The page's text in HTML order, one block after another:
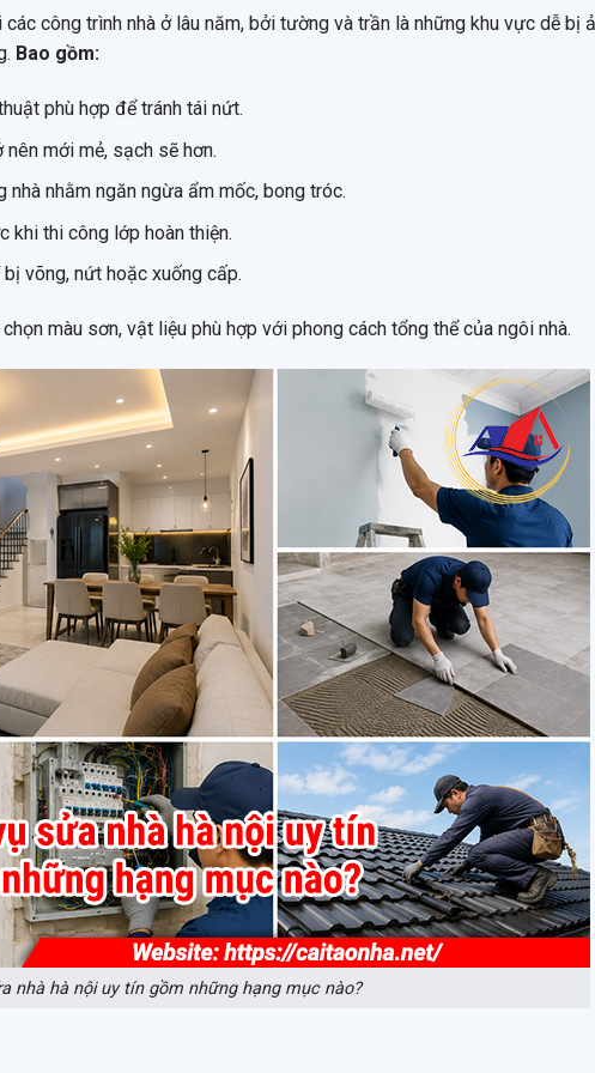
công trình nhà ở lâu năm, bởi tường và trần là những khu vực dễ bị
Bao gồm:
phù hợp để tránh tái nứt.
mới mẻ, sạch sẽ hơn.
nhằm ngăn ngừa ẩm mốc, bong tróc.
khi thi công lớp hoàn thiện.
võng, nứt hoặc xuống cấp.
màu sơn, vật liệu phù hợp với phong cách tổng thể của ngôi nhà.
nhà hà nội uy tín gồm những hạng mục nào?